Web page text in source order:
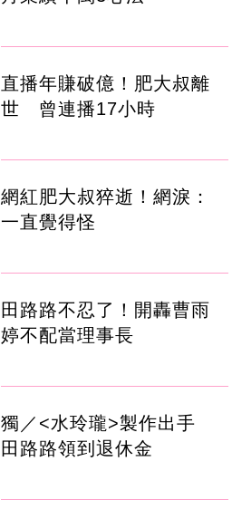
直播年賺破億！肥大叔離
世 曾連播17小時
網紅肥大叔猝逝！網淚：
一直覺得怪
田路路不忍了！開轟曹雨
婷不配當理事長
獨／<水玲瓏>製作出手
田路路領到退休金